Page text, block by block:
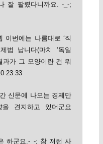
잘 팔렸다니까요. -_-;
번에는 나름대로 ‘직
법 납니다(마치 ‘독일
과가 그 모양이란 건 뭐
23:33
신문에 나오는 경제만
견지하고 있더군요
하군요.-_-; 참 저런 사